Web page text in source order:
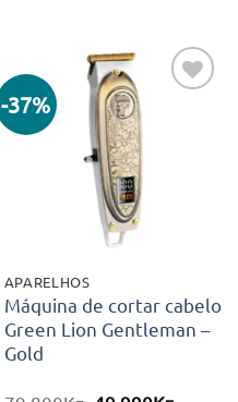
-37%
Adicionar
aos meus
APARELHOS
Máquina de cortar cabelo
Green Lion Gentleman –
Gold